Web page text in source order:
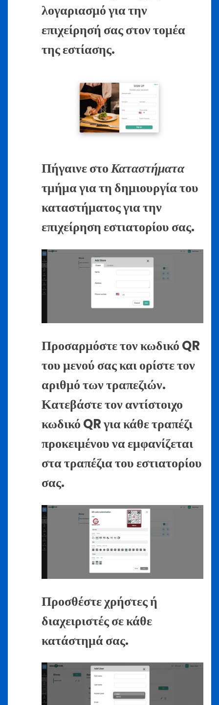
λογαριασμό για την
επιχείρησή σας στον τομέα
της εστίασης.
Πήγαινε στοΚαταστήματα
τμήμα για τη δημιουργία του
καταστήματος για την
επιχείρηση εστιατορίου σας.
Προσαρμόστε τον κωδικό QR
του μενού σας και ορίστε τον
αριθμό των τραπεζιών.
Κατεβάστε τον αντίστοιχο
κωδικό QR για κάθε τραπέζι
προκειμένου να εμφανίζεται
στα τραπέζια του εστιατορίου
σας.
Προσθέστε χρήστες ή
διαχειριστές σε κάθε
κατάστημά σας.